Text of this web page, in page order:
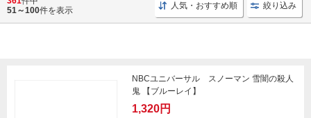
ブルーレイ 洋画 コミックス 講談社 Switch ゲーム
51～100件を表示 人気・おすすめ順 絞り込み
NBCユニバーサル スノーマン 雪闇の殺人
鬼 【ブルーレイ】
1,320円